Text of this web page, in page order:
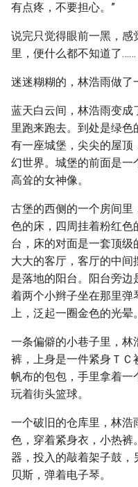
有点疼，不要担心。”
说完只觉得眼前一黑，
里，便什么都不知道了……
迷迷糊糊的，林浩雨做了
蓝天白云间，林浩雨变成
里跑来跑去。到处是绿
有一座城堡，尖尖的屋
幻世界。城堡的前面是一
高耸的女神像。
古堡的西侧的一个房间
色的床，四周挂着粉红
台，床的对面是一套顶
大大的客厅，客厅的中
是落地的阳台。阳台旁
着两个小辫子坐在那里
上，泛起一圈金色的光晕。
一条偏僻的小巷子里，
裤，上身是一件紧身ＴＣ
帆布的包包，手里拿着一
玩着街头篮球。
一个破旧的仓库里，林
色，穿着紧身衣，小热
器，投入的敲着架子鼓
贝斯，弹着电子琴。